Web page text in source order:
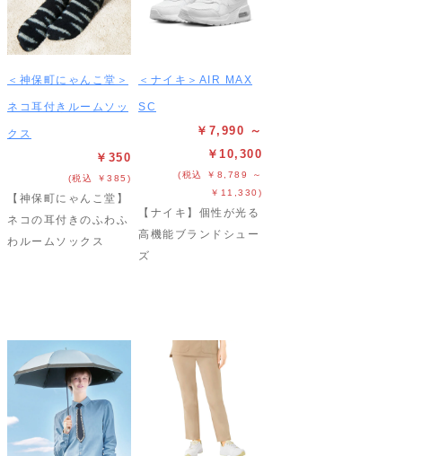
＜神保町にゃんこ堂＞
ネコ耳付きルームソッ
クス
￥350
(税込 ￥385)
【神保町にゃんこ堂】
ネコの耳付きのふわふ
わルームソックス
＜ナイキ＞AIR MAX
SC
￥7,990 ～
￥10,300
(税込 ￥8,789 ～
￥11,330)
【ナイキ】個性が光る
高機能ブランドシュー
ズ